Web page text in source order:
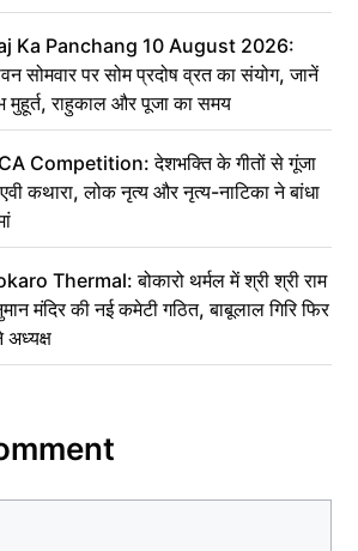
Ka Panchang 10 August 2026:
सोमवार पर सोम प्रदोष व्रत का संयोग, जानें
मुहूर्त, राहुकाल और पूजा का समय
Competition: देशभक्ति के गीतों से गूंजा
कथारा, लोक नृत्य और नृत्य-नाटिका ने बांधा
Thermal: बोकारो थर्मल में श्री श्री राम
मंदिर की नई कमेटी गठित, बाबूलाल गिरि फिर
अध्यक्ष